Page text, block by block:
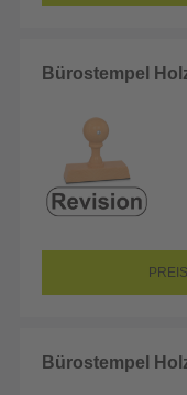
Bürostempel
Bürostempel